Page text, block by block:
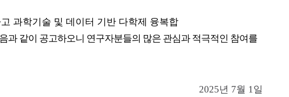
과학기술 및 데이터 기반 다학제 융복합
과 같이 공고하오니 연구자분들의 많은 관심과 적극적인 참여를
2025년 7월 1일